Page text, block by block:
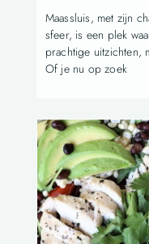
Maassluis, met zijn
sfeer, is een plek
prachtige uitzichten,
Of je nu op zoek